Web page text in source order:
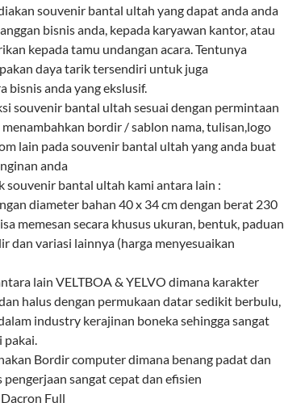
souvenir bantal ultah yang dapat anda anda
bisnis anda, kepada karyawan kantor, atau
kepada tamu undangan acara. Tentunya
daya tarik tersendiri untuk juga
bisnis anda yang ekslusif.
souvenir bantal ultah sesuai dengan permintaan
bordir / sablon nama, tulisan,logo
lain pada souvenir bantal ultah yang anda buat
anda
souvenir bantal ultah kami antara lain :
diameter bahan 40 x 34 cm dengan berat 230
memesan secara khusus ukuran, bentuk, paduan
dan variasi lainnya (harga menyesuaikan
lain VELTBOA & YELVO dimana karakter
halus dengan permukaan datar sedikit berbulu,
industry kerajinan boneka sehingga sangat
pakai.
Bordir computer dimana benang padat dan
sangat cepat dan efisien
Full